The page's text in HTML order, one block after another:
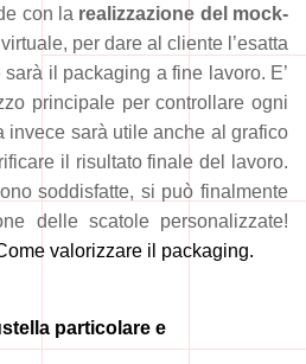
con la realizzazione del mock-
per dare al cliente l’esatta
il packaging a fine lavoro. E’
principale per controllare ogni
invece sarà utile anche al grafico
il risultato finale del lavoro.
soddisfatte, si può finalmente
delle scatole personalizzate!
valorizzare il packaging.
particolare e